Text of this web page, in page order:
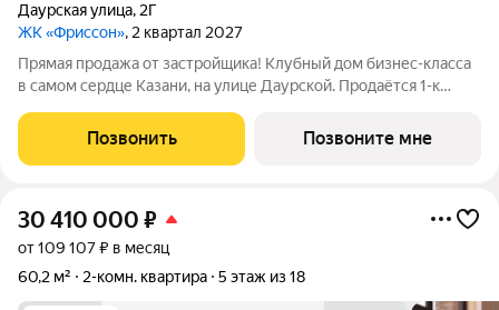
Даурская улица, 2Г
ЖК «Фриссон», 2 квартал 2027
Прямая продажа от застройщика! Клубный дом бизнес-класса
в самом сердце Казани, на улице Даурской. Продаётся 1-к
14 этажного здания. Предчистовая отделка. - Мастер-зона с
гардеробной.
Позвонить Позвоните мне
30 410 000 ₽
от 109 107 ₽ в месяц
60,2 м²
2-комн. квартира 5 этаж из 18